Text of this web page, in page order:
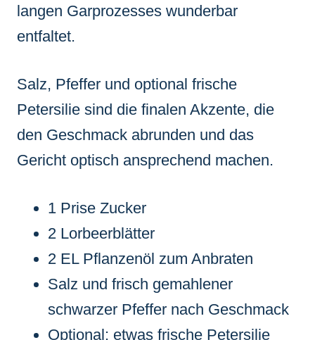
langen Garprozesses wunderbar
entfaltet.
Salz, Pfeffer und optional frische
Petersilie sind die finalen Akzente, die
den Geschmack abrunden und das
Gericht optisch ansprechend machen.
1 Prise Zucker
2 Lorbeerblätter
2 EL Pflanzenöl zum Anbraten
Salz und frisch gemahlener
schwarzer Pfeffer nach Geschmack
Optional: etwas frische Petersilie